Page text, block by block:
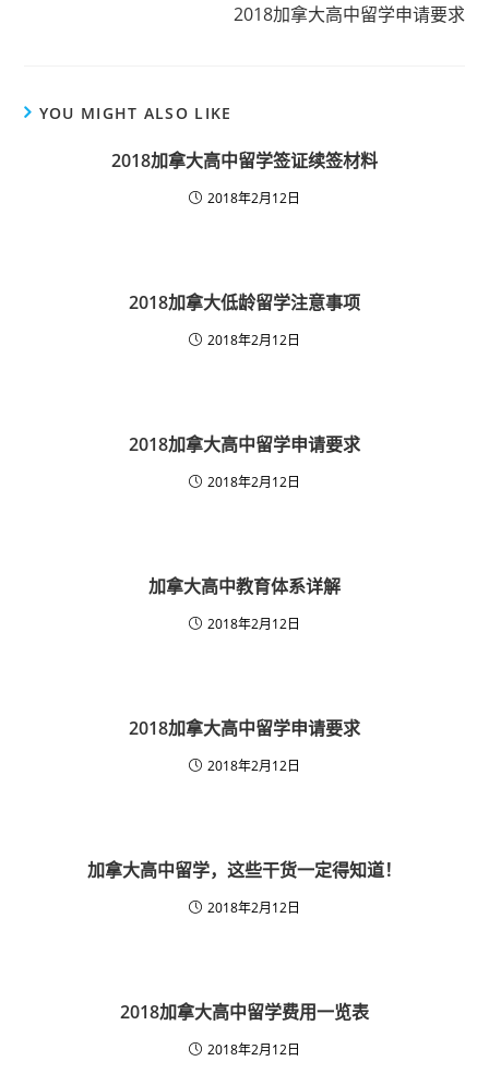
2018加拿大高中留学申请要求
YOU MIGHT ALSO LIKE
2018加拿大高中留学签证续签材料
2018年2月12日
2018加拿大低龄留学注意事项
2018年2月12日
2018加拿大高中留学申请要求
2018年2月12日
加拿大高中教育体系详解
2018年2月12日
2018加拿大高中留学申请要求
2018年2月12日
加拿大高中留学，这些干货一定得知道！
2018年2月12日
2018加拿大高中留学费用一览表
2018年2月12日